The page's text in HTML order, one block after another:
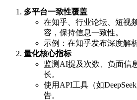
多平台一致性覆盖
在知乎、行业论坛、短视
容，保持信息一致性。
示例：在知乎发布深度解
量化核心指标
监测AI提及次数、负面信
长。
使用API工具（如
告。